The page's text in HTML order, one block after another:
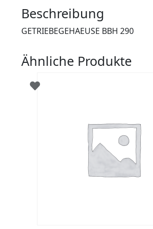
Beschreibung
GETRIEBEGEHAEUSE BBH 290
Ähnliche Produkte